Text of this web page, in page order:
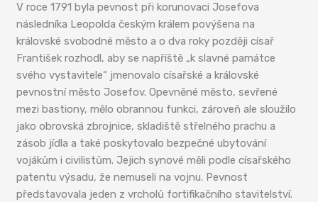
V roce 1791 byla pevnost při korunovaci Josefova
následníka Leopolda českým králem povýšena na
královské svobodné město a o dva roky později císař
František rozhodl, aby se napříště „k slavné památce
svého vystavitele“ jmenovalo císařské a královské
pevnostní město Josefov. Opevněné město, sevřené
mezi bastiony, mělo obrannou funkci, zároveň ale sloužilo
jako obrovská zbrojnice, skladiště střelného prachu a
zásob jídla a také poskytovalo bezpečné ubytování
vojákům i civilistům. Jejich synové měli podle císařského
patentu výsadu, že nemuseli na vojnu. Pevnost
představovala jeden z vrcholů fortifikačního stavitelství.